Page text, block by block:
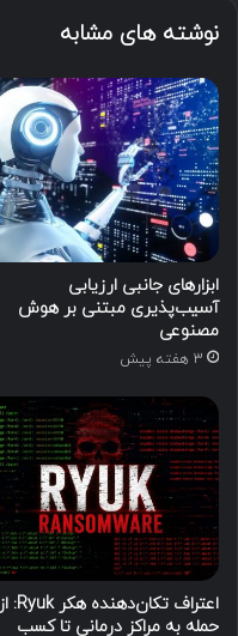
نوشته های مشابه
ابزارهای جانبی ارزیابی
آسیب‌پذیری مبتنی بر هوش
مصنوعی
3 هفته پیش
اعتراف تکان‌دهنده هکر Ryuk: از
حمله به مراکز درمانی تا کسب